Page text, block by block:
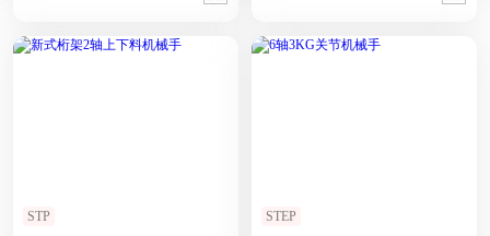
STP STEP